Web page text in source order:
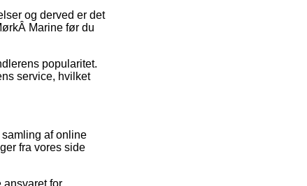
og derved er det
Marine før du
popularitet.
service, hvilket
af online
fra vores side
ansvaret for